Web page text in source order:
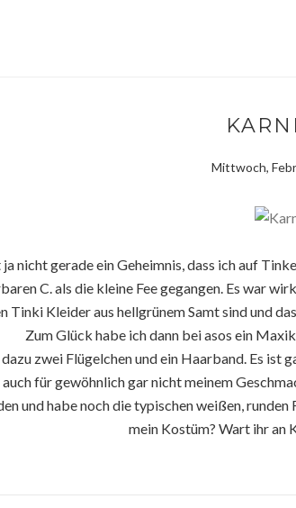
Mittwoch,
ja nicht gerade ein Geheimnis, dass ich auf
C. als die kleine Fee gegangen. Es war
Tinki Kleider aus hellgrünem Samt sind und
Zum Glück habe ich dann bei asos ein
dazu zwei Flügelchen und ein Haarband. Es
auch für gewöhnlich gar nicht meinem
und habe noch die typischen weißen,
mein Kostüm? Wart ihr an